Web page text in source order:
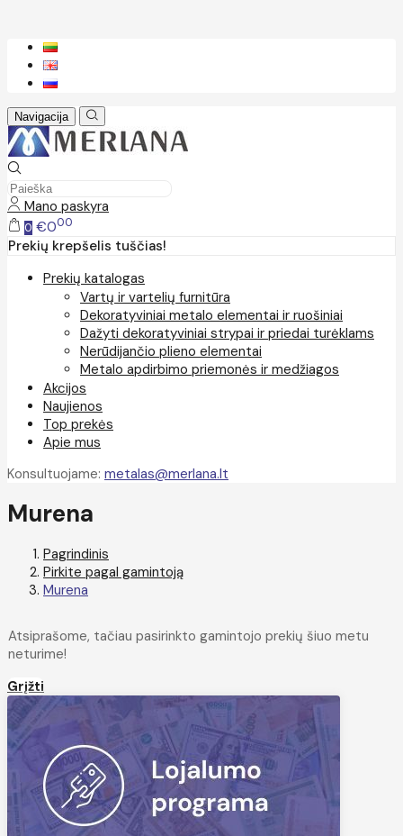
Navigacija
Mano paskyra
0 €000
Prekių krepšelis tuščias!
Prekių katalogas
Vartų ir vartelių furnitūra
Dekoratyviniai metalo elementai ir ruošiniai
Dažyti dekoratyviniai strypai ir priedai turėklams
Nerūdijančio plieno elementai
Metalo apdirbimo priemonės ir medžiagos
Akcijos
Naujienos
Top prekės
Apie mus
Konsultuojame: metalas@merlana.lt
Murena
Pagrindinis
Pirkite pagal gamintoją
Murena
Atsiprašome, tačiau pasirinkto gamintojo prekių šiuo metu
neturime!
Grįžti